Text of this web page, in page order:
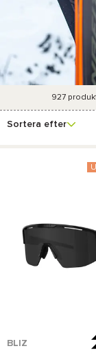
927
Sortera efter
BLIZ